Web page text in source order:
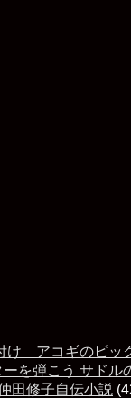
け アコギのピッ
ーを弾こう サドル
田修子自伝小説